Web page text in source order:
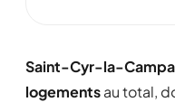
Saint-Cyr-la-
logementsau total,